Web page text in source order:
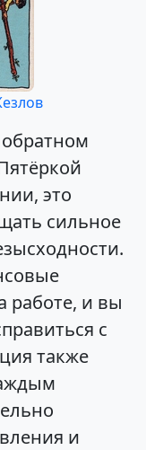
это
сильное
работе, и вы
с
также
и